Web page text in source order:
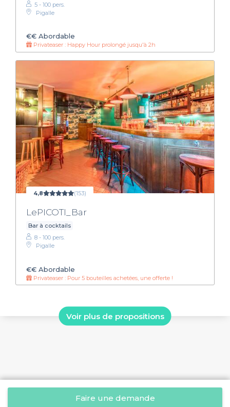
5 - 100 pers.
Pigalle
€€ Abordable
Privateaser : Happy Hour prolongé jusqu'à 2h
4,8 (153)
LePICOTI_Bar
Bar à cocktails
8 - 100 pers.
Pigalle
€€ Abordable
Privateaser : Pour 5 bouteilles achetées, une offerte !
Voir plus de propositions
Faire une demande